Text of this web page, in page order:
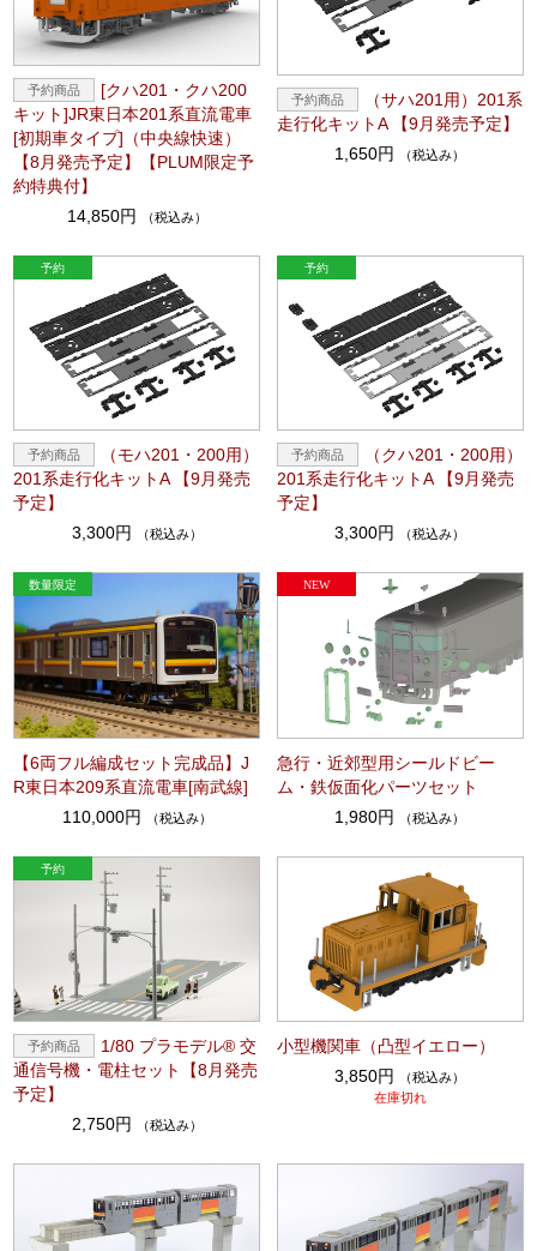
[クハ201・クハ200
キット]JR東日本201系直流電車
[初期車タイプ]（中央線快速）
【8月発売予定】【PLUM限定予
約特典付】
14,850円
（税込み）
（サハ201用）201系
走行化キットA 【9月発売予定】
1,650円
（税込み）
（モハ201・200用）
201系走行化キットA 【9月発売
予定】
3,300円
（税込み）
（クハ201・200用）
201系走行化キットA 【9月発売
予定】
3,300円
（税込み）
【6両フル編成セット完成品】J
R東日本209系直流電車[南武線]
110,000円
（税込み）
急行・近郊型用シールドビー
ム・鉄仮面化パーツセット
1,980円
（税込み）
1/80 プラモデル® 交
通信号機・電柱セット【8月発売
予定】
2,750円
（税込み）
小型機関車（凸型イエロー）
3,850円
（税込み）
在庫切れ